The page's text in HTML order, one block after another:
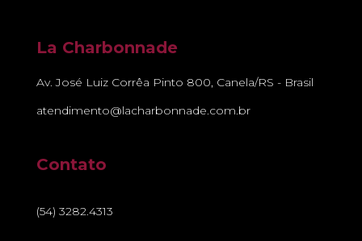
La Charbonnade
Av. José Luiz Corrêa Pinto 800, Canela/RS - Brasil
atendimento@lacharbonnade.com.br
Contato
(54) 3282.4313